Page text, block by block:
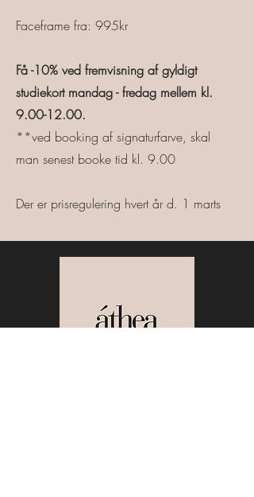
Faceframe fra: 995kr
Få -10% ved fremvisning af gyldigt
studiekort mandag - fredag mellem kl.
9.00-12.00.
**ved booking af signaturfarve, skal
man senest booke tid kl. 9.00
Der er prisregulering hvert år d. 1 marts